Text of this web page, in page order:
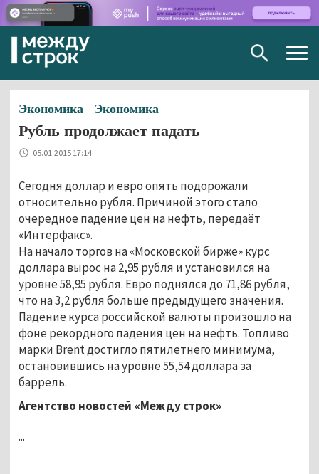
Экономика Экономика
Рубль продолжает падать
05.01.2015 17:14
Сегодня доллар и евро опять подорожали
относительно рубля. Причиной этого стало
очередное падение цен на нефть, передаёт
«Интерфакс».
На начало торгов на «Московской бирже» курс
доллара вырос на 2,95 рубля и установился на
уровне 58,95 рубля. Евро поднялся до 71,86 рубля,
что на 3,2 рубля больше предыдущего значения.
Падение курса российской валюты произошло на
фоне рекордного падения цен на нефть. Топливо
марки Brent достигло пятилетнего минимума,
остановившись на уровне 55,54 доллара за
баррель.
Агентство новостей «Между строк»
...